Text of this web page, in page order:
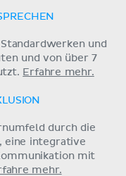
und
und von über 7
Erfahre mehr.
durch die
eine integrative
mit
mehr.